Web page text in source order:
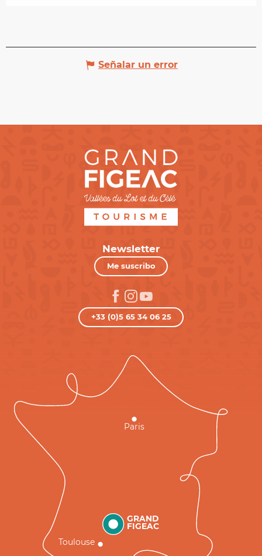
Señalar un error
Newsletter
Me suscribo
+33 (0)5 65 34 06 25
GRAND
FIGEAC
Toulouse
Paris